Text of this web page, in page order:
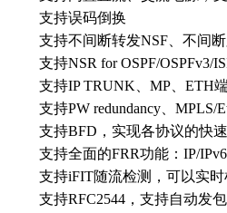
支持误码倒换
支持不间断转发NSF、不间
支持NSR for OSPF/OSPFv3/
支持IP TRUNK、MP、ETH
支持PW redundancy、
支持BFD，实现各协议的快
支持全面的FRR功能：IP/
支持iFIT随流检测，可以实
支持RFC2544，支持自动发